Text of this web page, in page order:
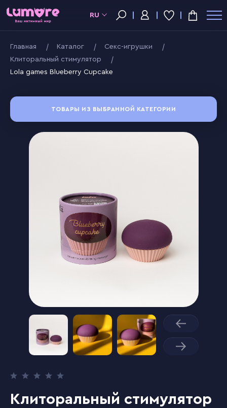
RU
Главная Kаталог
Секс-игрушки
Клиторальный стимулятор
Lola games Blueberry Cupcake
ТОВАРЫ ИЗ ВЫБРАННОЙ КАТЕГОРИИ
Клиторальный стимулятор